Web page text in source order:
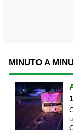
MINUTO A